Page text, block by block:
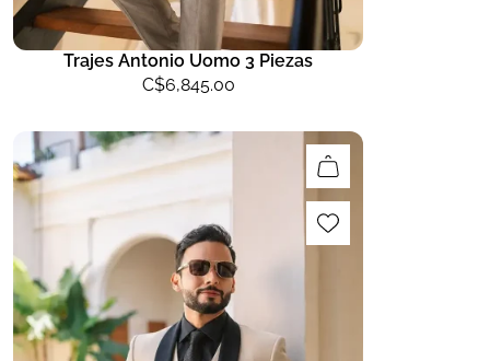
Trajes Antonio Uomo 3 Piezas
C$6,845.00